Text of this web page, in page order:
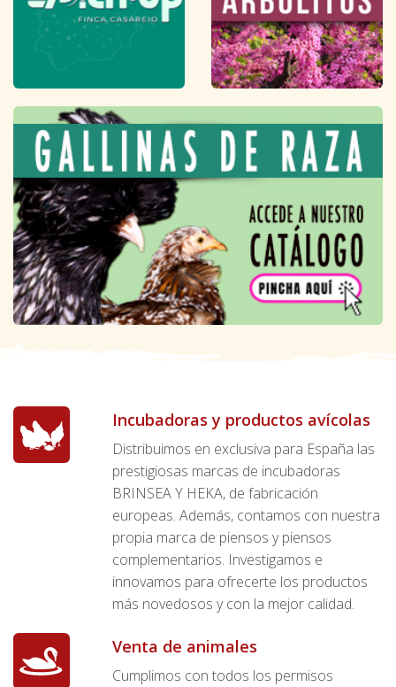
Incubadoras y productos avícolas
Distribuimos en exclusiva para España las
prestigiosas marcas de incubadoras
BRINSEA Y HEKA, de fabricación
europeas. Además, contamos con nuestra
propia marca de piensos y piensos
complementarios. Investigamos e
innovamos para ofrecerte los productos
más novedosos y con la mejor calidad.
Venta de animales
Cumplimos con todos los permisos